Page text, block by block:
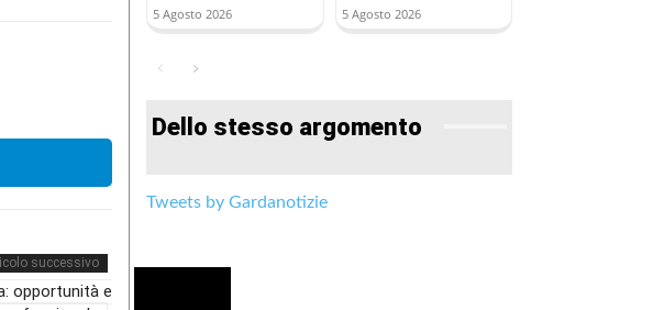
successivo
opportunità e
5 Agosto 2026 5 Agosto 2026
Dello stesso argomento
Tweets by Gardanotizie